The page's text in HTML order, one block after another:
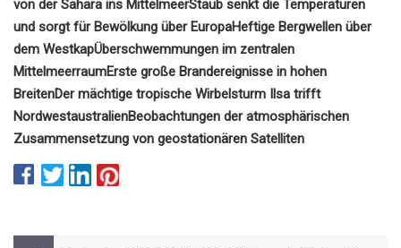
von der Sahara ins MittelmeerStaub senkt die Temperaturen
und sorgt für Bewölkung über EuropaHeftige Bergwellen über
dem WestkapÜberschwemmungen im zentralen
MittelmeerraumErste große Brandereignisse in hohen
BreitenDer mächtige tropische Wirbelsturm Ilsa trifft
NordwestaustralienBeobachtungen der atmosphärischen
Zusammensetzung von geostationären Satelliten